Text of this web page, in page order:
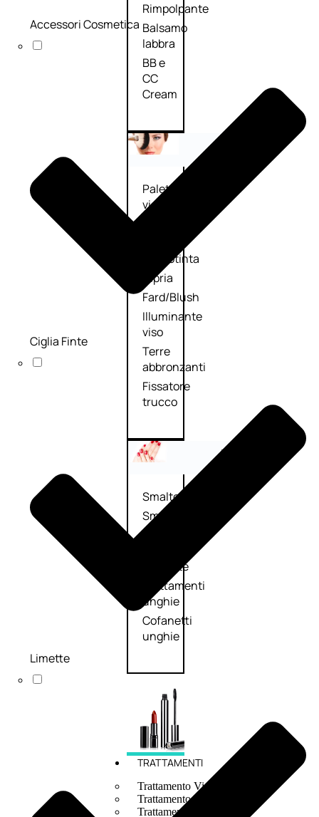
Rimpolpante
Balsamo
labbra
BB e
CC
Cream
Palette
viso
Fondotinta
Cipria
Fard/Blush
Illuminante
viso
Terre
abbronzanti
Fissatore
trucco
Unghie
Smalto
Smalto
effetti
Solvente
Trattamenti
unghie
Cofanetti
unghie
TRATTAMENTI
Trattamento Viso Antieta
Trattamento Viso Giorno
Trattamento Viso Notte
Accessori Cosmetica
Ciglia Finte
Limette